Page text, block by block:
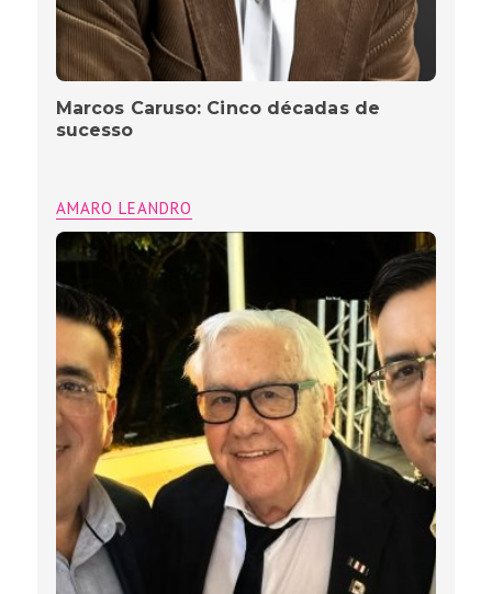
Marcos Caruso: Cinco décadas de
sucesso
AMARO LEANDRO